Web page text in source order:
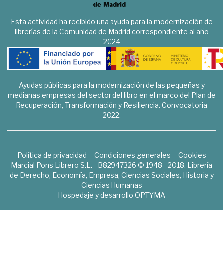
Esta actividad ha recibido una ayuda para la modernización de
librerías de la Comunidad de Madrid correspondiente al año
2024
Ayudas públicas para la modernización de las pequeñas y
medianas empresas del sector del libro en el marco del Plan de
Recuperación, Transformación y Resiliencia. Convocatoria
2022.
Política de privacidad Condiciones generales
Cookies
Marcial Pons Librero S.L. - B82947326 © 1948 - 2018. Librería
de Derecho, Economía, Empresa, Ciencias Sociales, Historia y
Ciencias Humanas
Hospedaje y desarrollo OPTYMA